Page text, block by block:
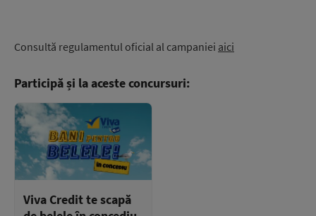
Consultă regulamentul oficial al campaniei aici
Participă și la aceste concursuri:
Viva Credit te scapă